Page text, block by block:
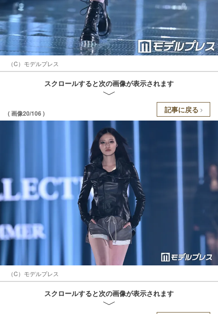
（C）モデルプレス
スクロールすると次の画像が表示されます
( 画像20/106 ) 記事に戻る
（C）モデルプレス
スクロールすると次の画像が表示されます